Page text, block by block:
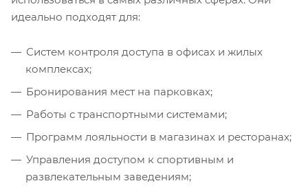
идеально подходят для:
Систем контроля доступа в офисах и жилых
комплексах;
Бронирования мест на парковках;
Работы с транспортными системами;
Программ лояльности в магазинах и ресторанах;
Управления доступом к спортивным и
развлекательным заведениям;